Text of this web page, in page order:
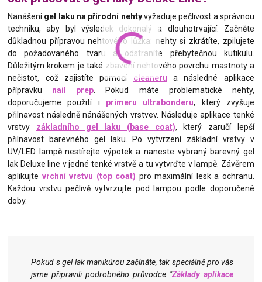
Nanášenígel laku na přírodní nehtyvyžaduje pečlivost a správnou
techniku, aby byl výsledek dokonalý a dlouhotrvající. Začněte
důkladnou přípravou nehtového lůžka: nehty si zkrátíte, zpilujete
do požadovaného tvaru a odstraníte přebytečnou kutikulu.
Důležitým krokem je také zbavení nehtového povrchu mastnoty a
nečistot, což zajistíte pomocí cleaneru a následné aplikace
přípravku nail prep. Pokud máte problematické nehty,
doporučujeme použití i primeru ultrabonderu, který zvyšuje
přilnavost následně nánášených vrstvev. Následuje aplikace tenké
vrstvy základního gel laku (base coat), který zaručí lepší
přilnavost barevného gel laku. Po vytvrzení základní vrstvy v
UV/LED lampě nestírejte výpotek a naneste vybraný barevný gel
lak Deluxe line v jedné tenké vrstvě a tu vytvrďte v lampě. Závěrem
aplikujte vrchní vrstvu (top coat) pro maximální lesk a ochranu.
Každou vrstvu pečlivě vytvrzujte pod lampou podle doporučené
doby.
Pokud s gel lak manikúrou začínáte, tak speciálně pro vás
jsme připravili podrobného průvodce "Základy aplikace